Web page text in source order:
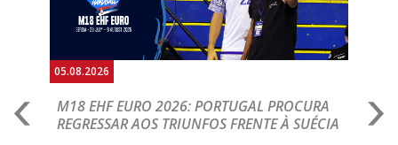
05.08.2026
M18 EHF EURO 2026: PORTUGAL PROCURA
REGRESSAR AOS TRIUNFOS FRENTE À SUÉCIA